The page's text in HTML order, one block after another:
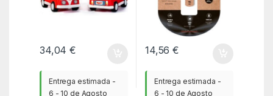
34,04€
Entrega estimada -
6 - 10 de Agosto
14,56€
Entrega estimada -
6 - 10 de Agosto